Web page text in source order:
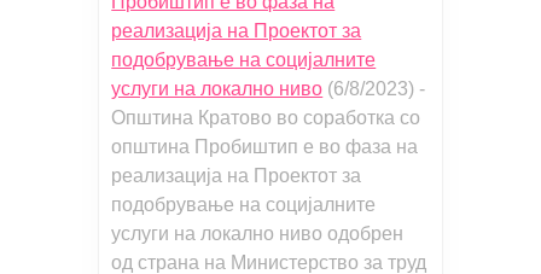
реализација на Проектот за
подобрување на социјалните
услуги на локално ниво (6/8/2023) -
Општина Кратово во соработка со
општина Пробиштип е во фаза на
реализација на Проектот за
подобрување на социјалните
услуги на локално ниво одобрен
од страна на Министерство за труд